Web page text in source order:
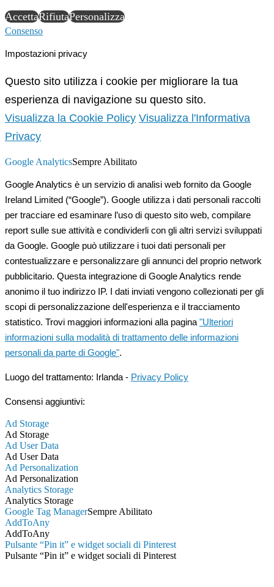
AccettaRifiutaPersonalizza
Consenso
Impostazioni privacy
Questo sito utilizza i cookie per migliorare la tua
esperienza di navigazione su questo sito.
Visualizza la Cookie Policy Visualizza l'Informativa
Privacy
Google AnalyticsSempre Abilitato
Google Analytics è un servizio di analisi web fornito da Google
Ireland Limited (“Google”). Google utilizza i dati personali raccolti
per tracciare ed esaminare l’uso di questo sito web, compilare
report sulle sue attività e condividerli con gli altri servizi sviluppati
da Google. Google può utilizzare i tuoi dati personali per
contestualizzare e personalizzare gli annunci del proprio network
pubblicitario. Questa integrazione di Google Analytics rende
anonimo il tuo indirizzo IP. I dati inviati vengono collezionati per gli
scopi di personalizzazione dell'esperienza e il tracciamento
statistico. Trovi maggiori informazioni alla pagina"Ulteriori
informazioni sulla modalità di trattamento delle informazioni
personali da parte di Google".
Luogo del trattamento: Irlanda - Privacy Policy
Consensi aggiuntivi:
Ad Storage
Ad Storage
Ad User Data
Ad User Data
Ad Personalization
Ad Personalization
Analytics Storage
Analytics Storage
Google Tag ManagerSempre Abilitato
AddToAny
AddToAny
Pulsante “Pin it” e widget sociali di Pinterest
Pulsante “Pin it” e widget sociali di Pinterest